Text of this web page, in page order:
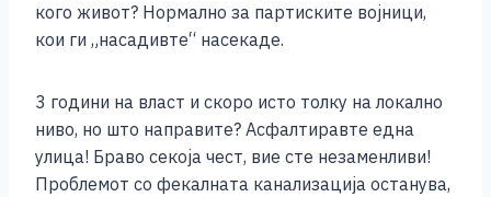
кого живот? Нормално за партиските војници,
кои ги „насадивте“ насекаде.
3 години на власт и скоро исто толку на локално
ниво, но што направите? Асфалтиравте една
улица! Браво секоја чест, вие сте незаменливи!
Проблемот со фекалната канализација останува,